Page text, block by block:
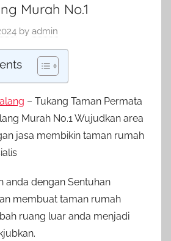
Murah No.1
by admin
– Tukang Taman Permata
Murah No.1 Wujudkan area
jasa membikin taman rumah
anda dengan Sentuhan
membuat taman rumah
ruang luar anda menjadi